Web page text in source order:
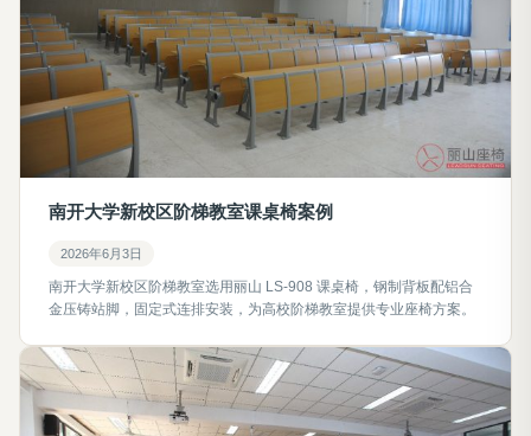
南开大学新校区阶梯教室课桌椅案例
2026年6月3日
南开大学新校区阶梯教室选用丽山 LS-908 课桌椅，钢制背板配铝合
金压铸站脚，固定式连排安装，为高校阶梯教室提供专业座椅方案。